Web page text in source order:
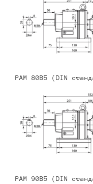
PAM 80B5 (DIN
PAM 90B5 (DIN